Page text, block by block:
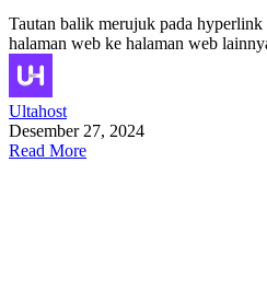
Tautan balik merujuk pada hyperlink
halaman web ke halaman web
Ultahost
Desember 27, 2024
Read More